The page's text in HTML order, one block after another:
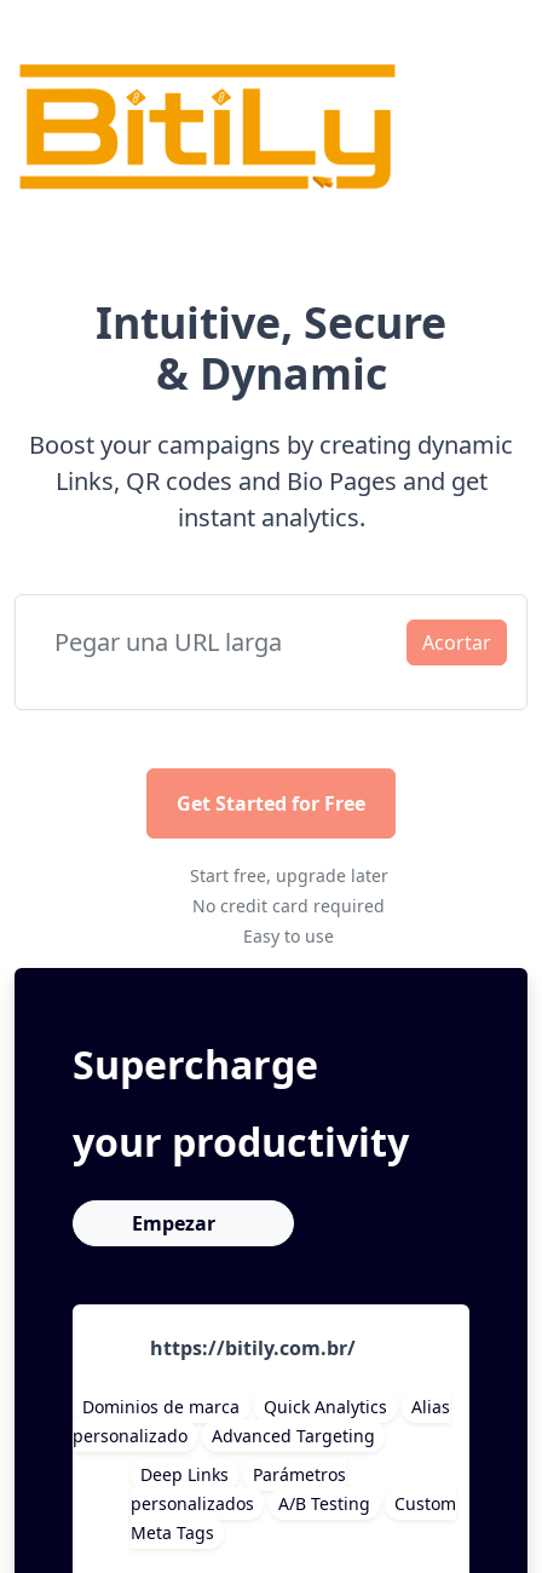
Intuitive, Secure
& Dynamic
Boost your campaigns by creating dynamic
Links, QR codes and Bio Pages and get
instant analytics.
Acortar
Get Started for Free
Start free, upgrade later
No credit card required
Easy to use
Supercharge
your productivity
Empezar
https://bitily.com.br/
Dominios de marca Quick Analytics
Alias
personalizado
Advanced Targeting
Deep Links
Parámetros
personalizados
A/B Testing
Custom
Meta Tags